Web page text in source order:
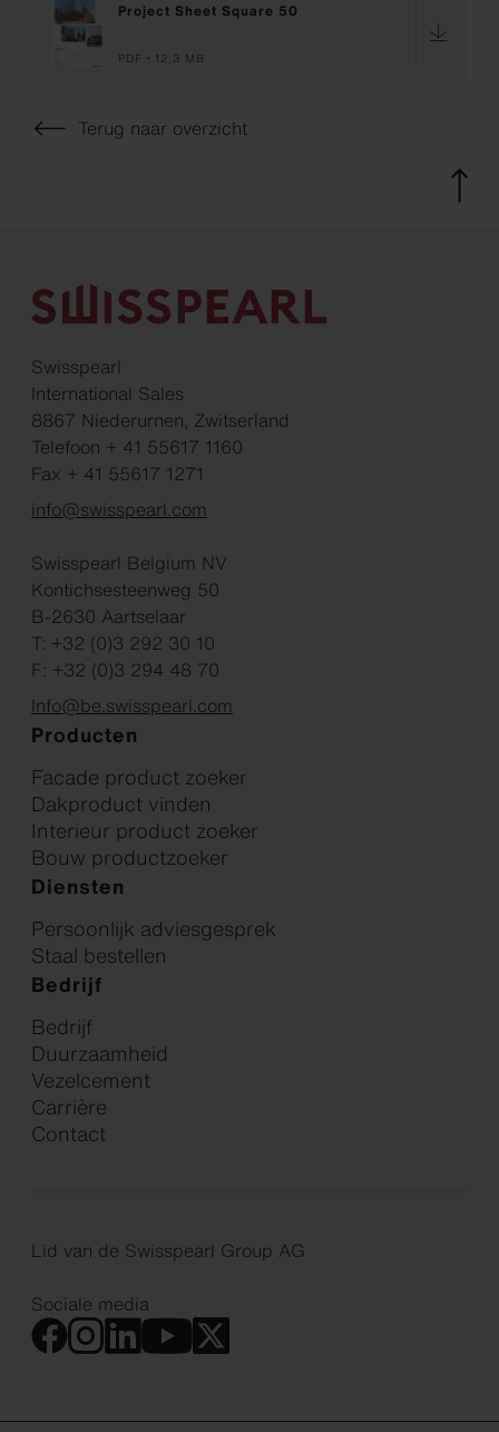
Project Sheet Square 50
PDF 12,3 MB
Terug naar overzicht
Swisspearl
International Sales
8867 Niederurnen, Zwitserland
Telefoon + 41 55617 1160
Fax + 41 55617 1271
info@swisspearl.com
Swisspearl Belgium NV
Kontichsesteenweg 50
B-2630 Aartselaar
T: +32 (0)3 292 30 10
F: +32 (0)3 294 48 70
Info@be.swisspearl.com
Producten
Facade product zoeker
Dakproduct vinden
Interieur product zoeker
Bouw productzoeker
Diensten
Persoonlijk adviesgesprek
Staal bestellen
Bedrijf
Bedrijf
Duurzaamheid
Vezelcement
Carrière
Contact
Lid van de Swisspearl Group AG
Sociale media